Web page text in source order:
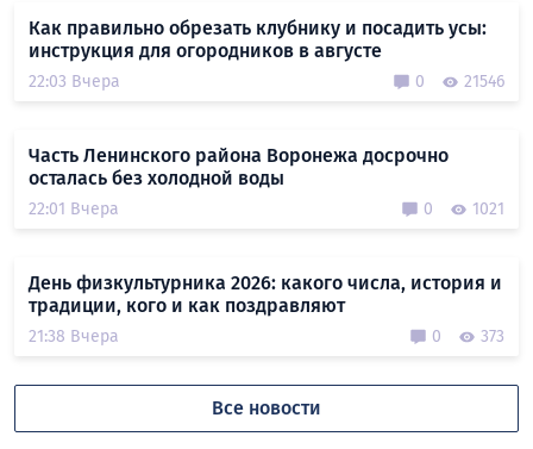
Как правильно обрезать клубнику и посадить усы:
инструкция для огородников в августе
22:03 Вчера 0 21546
Часть Ленинского района Воронежа досрочно
осталась без холодной воды
22:01 Вчера 0 1021
День физкультурника 2026: какого числа, история и
традиции, кого и как поздравляют
21:38 Вчера 0 373
Все новости